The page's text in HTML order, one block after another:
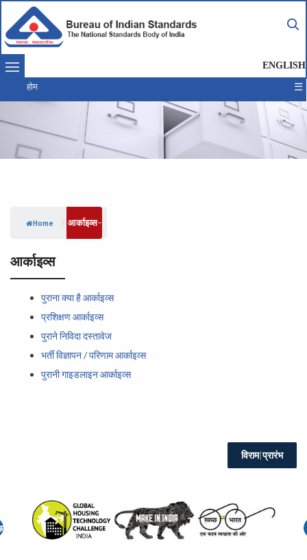
ENGLISH
होम ☰
Home / आर्काइव्स
आर्काइव्स
पुराना क्या है आर्काइव्स
प्रशिक्षण आर्काइव्स
पुराने निविदा दस्तावेज
भर्ती विज्ञापन / परिणाम आर्काइव्स
पुरानी गाइडलाइन आर्काइव्स
विराम|प्रारंभ